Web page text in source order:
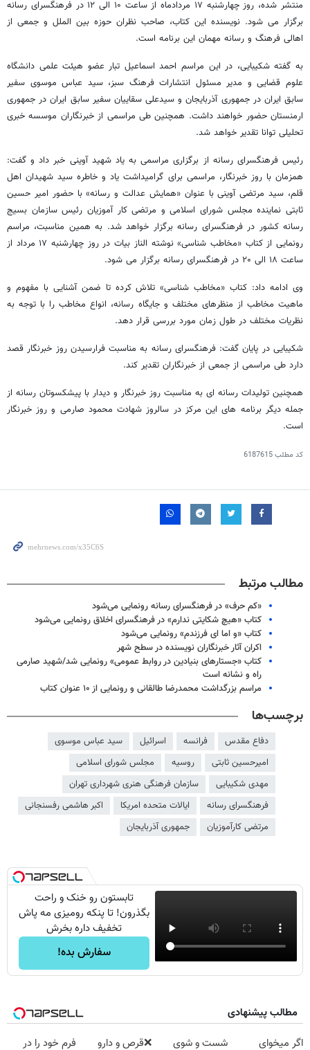
منتشر شده، روز چهارشنبه ۱۷ مردادماه از ساعت ۱۰ الی ۱۲ در فرهنگسرای رسانه
برگزار می شود. نویسنده این کتاب، صاحب نظران حوزه بین الملل و جمعی از
اهالی فرهنگ و رسانه مهمان این برنامه است.
به گفته شکیبایی، در این مراسم احمد اسماعیل تبار عضو هیئت علمی دانشگاه
علوم قضایی و مدیر مسئول انتشارات فرهنگ سبز، سید عباس موسوی سفیر
سابق ایران در جمهوری آذربایجان و سیدعلی سقاییان سفیر سابق ایران در جمهوری
ارمنستان حضور خواهند داشت. همچنین طی مراسمی از خبرنگاران موسسه خبری
تحلیلی توانا تقدیر خواهد شد.
رئیس فرهنگسرای رسانه از برگزاری مراسمی به یاد شهید آوینی خبر داد و گفت:
همزمان با روز خبرنگار، مراسمی برای گرامیداشت یاد و خاطره سید شهیدان اهل
قلم، سید مرتضی آوینی با عنوان «همایش عدالت و رسانه» با حضور امیر حسین
ثابتی نماینده مجلس شورای اسلامی و مرتضی کار آموزیان رئیس سازمان بسیج
رسانه کشور در فرهنگسرای رسانه برگزار خواهد شد. به همین مناسبت، مراسم
رونمایی از کتاب «مخاطب شناسی» نوشته الناز بیات در روز چهارشنبه ۱۷ مرداد از
ساعت ۱۸ الی ۲۰ در فرهنگسرای رسانه برگزار می شود.
وی ادامه داد: کتاب «مخاطب شناسی» تلاش کرده تا ضمن آشنایی با مفهوم و
ماهیت مخاطب از منظرهای مختلف و جایگاه رسانه، انواع مخاطب را با توجه به
نظریات مختلف در طول زمان مورد بررسی قرار دهد.
شکیبایی در پایان گفت: فرهنگسرای رسانه به مناسبت فرارسیدن روز خبرنگار قصد
دارد طی مراسمی از جمعی از خبرنگاران تقدیر کند.
همچنین تولیدات رسانه ای به مناسبت روز خبرنگار و دیدار با پیشکسوتان رسانه از
جمله دیگر برنامه های این مرکز در سالروز شهادت محمود صارمی و روز خبرنگار
است.
کد مطلب6187615
مطالب مرتبط
«کم حرف» در فرهنگسرای رسانه رونمایی می‌شود
کتاب «هیچ شکایتی ندارم» در فرهنگسرای اخلاق رونمایی می‌شود
کتاب «و اما ای فرزندم» رونمایی می‌شود
اکران آثار خبرنگاران نویسنده در سطح شهر
کتاب «جستارهای بنیادین در روابط عمومی» رونمایی شد/شهید صارمی
راه و نشانه است
مراسم بزرگداشت محمدرضا طالقانی و رونمایی از ۱۰ عنوان کتاب
برچسب‌ها
دفاع مقدس فرانسه اسرائیل
سید عباس موسوی
امیرحسین ثابتی
روسیه
مجلس شورای اسلامی
مهدی شکیبایی
سازمان فرهنگی هنری شهرداری تهران
فرهنگسرای رسانه
ایالات متحده امریکا
اکبر هاشمی رفسنجانی
مرتضی کارآموزیان
جمهوری آذربایجان
تابستون رو خنک و راحت
بگذرون! تا پنکه رومیزی مه پاش
تخفیف داره بخرش
سفارش بده!
مطالب پیشنهادی
اگر میخوای
شست و شوی ❌قرص‌ و دارو فرم خود را در